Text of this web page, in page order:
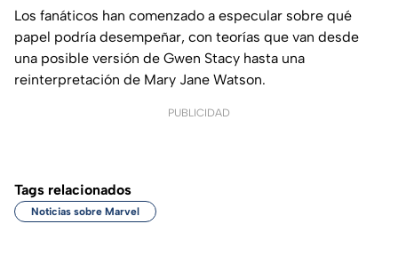
Los fanáticos han comenzado a especular sobre qué
papel podría desempeñar, con teorías que van desde
una posible versión de Gwen Stacy hasta una
reinterpretación de Mary Jane Watson.
PUBLICIDAD
Tags relacionados
Noticias sobre Marvel